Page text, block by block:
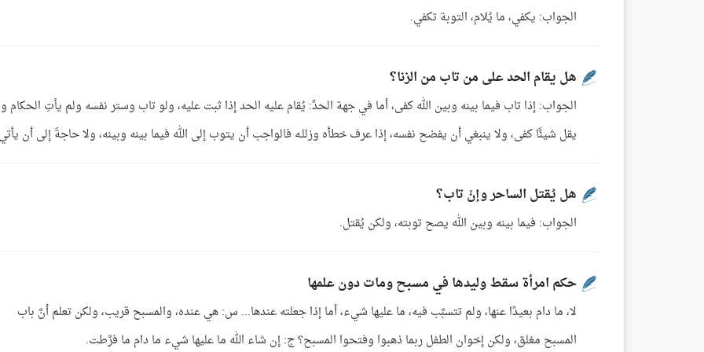
الجواب: يكفي، ما يُلام، التوبة تكفي.
هل يقام الحد على من تاب من الزنا؟
الجواب: إذا تاب فيما بينه وبين الله كفى، أما في جهة الحدِّ: يُقام عليه الحد إذا ثبت عليه، ولو تاب وستر نفسه ولم يأتِ الحكام
يقل شيئًا كفى، ولا ينبغي أن يفضح نفسه، إذا عرف خطأه وزللـه فالواجب أن يتوب إلى الله فيما بينه وبينه، ولا حاجةَ إلى أن
هل يُقتل الساحر وإنْ تاب؟
الجواب: فيما بينه وبين الله يصح توبته، ولكن يُقتل.
حكم امرأة سقط وليدها في مسبح ومات دون علمها
لا، ما دام بعيدًا عنها، ولم تتسبَّب فيه، ما عليها شيء، أما إذا جعلته عندها... س: هي عنده، والمسبح قريب، ولكن تعلم أنَّ باب
المسبح مغلق، ولكن إخوان الطفل ربما ذهبوا وفتحوا المسبح؟ ج: إن شاء الله ما عليها شيء ما دام ما فرَّطت.